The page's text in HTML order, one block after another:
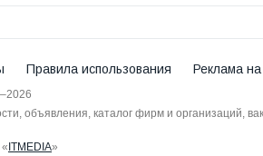
Правила использования Реклама
объявления, каталог фирм и организаций,
ITMEDIA»